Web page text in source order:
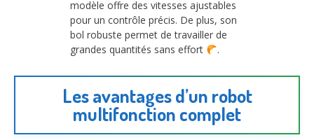
modèle offre des vitesses ajustables
pour un contrôle précis. De plus, son
bol robuste permet de travailler de
grandes quantités sans effort
.
Les avantages d’un robot
multifonction complet